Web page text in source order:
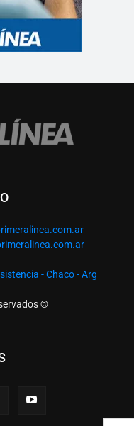
- Chaco - Arg
©